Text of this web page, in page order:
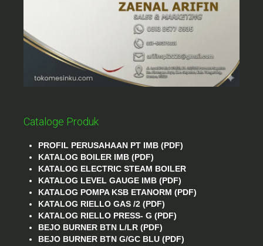
Cataloge Produk
PROFIL PERUSAHAAN PT IMB (PDF)
KATALOG BOILER IMB (PDF)
KATALOG ELECTRIC STEAM BOILER
KATALOG LEVEL GAUGE IMB (PDF)
KATALOG POMPA KSB ETANORM (PDF)
KATALOG RIELLO GAS /2 (PDF)
KATALOG RIELLO PRESS- G (PDF)
BEJO BURNER BTN L/LR (PDF)
BEJO BURNER BTN G/GC BLU (PDF)